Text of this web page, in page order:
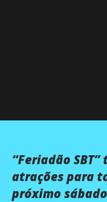
“Feriadão
atrações para
próximo